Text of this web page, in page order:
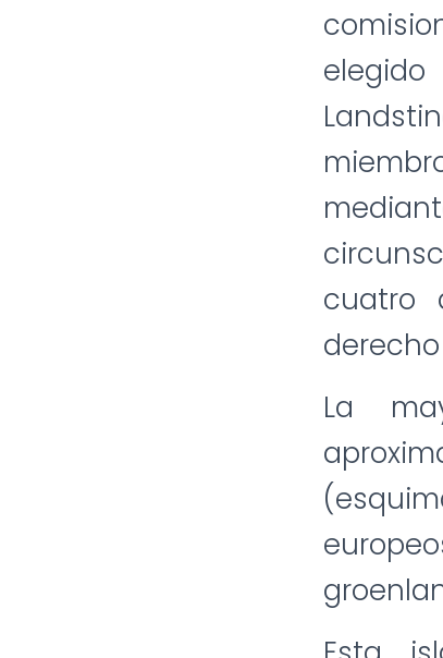
cuatro
La